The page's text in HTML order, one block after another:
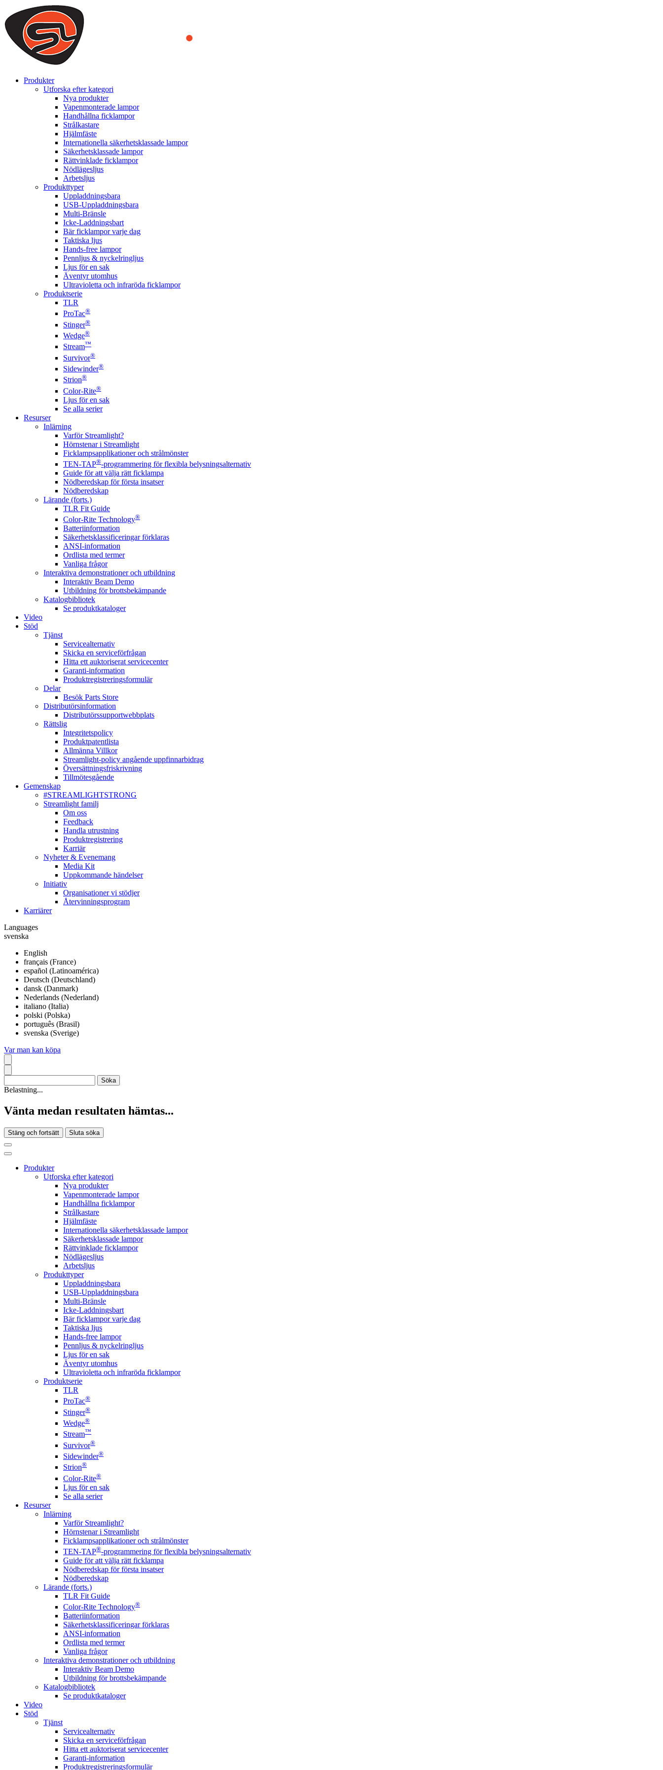
We use cookies to ensure that we provide you the best experience on our website. By continuing to browse this website, you accept that cookies are used to help us analyze how the website is used and to offer
you a better experience. To learn more or to find out how you can disable cookies, you can access our
ACCEPT AND CLOSE
Produkter
Utforska efter kategori
Nya produkter
Vapenmonterade lampor
Handhållna ficklampor
Strålkastare
Hjälmfäste
Internationella säkerhetsklassade lampor
Säkerhetsklassade lampor
Rättvinklade ficklampor
Nödlägesljus
Arbetsljus
Produkttyper
Uppladdningsbara
USB-Uppladdningsbara
Multi-Bränsle
Icke-Laddningsbart
Bär ficklampor varje dag
Taktiska ljus
Hands-free lampor
Pennljus & nyckelringljus
Ljus för en sak
Äventyr utomhus
Ultravioletta och infraröda ficklampor
Produktserie
TLR
ProTac®
Stinger®
Wedge®
Stream™
Survivor®
Sidewinder®
Strion®
Color-Rite®
Ljus för en sak
Se alla serier
Resurser
Inlärning
Varför Streamlight?
Hörnstenar i Streamlight
Ficklampsapplikationer och strålmönster
TEN-TAP®-programmering för flexibla belysningsalternativ
Guide för att välja rätt ficklampa
Nödberedskap för första insatser
Nödberedskap
Lärande (forts.)
TLR Fit Guide
Color-Rite Technology®
Batteriinformation
Säkerhetsklassificeringar förklaras
ANSI-information
Ordlista med termer
Vanliga frågor
Interaktiva demonstrationer och utbildning
Interaktiv Beam Demo
Utbildning för brottsbekämpande
Katalogbibliotek
Se produktkataloger
Video
Stöd
Tjänst
Servicealternativ
Skicka en serviceförfrågan
Hitta ett auktoriserat servicecenter
Garanti-information
Produktregistreringsformulär
Delar
Besök Parts Store
Distributörsinformation
Distributörssupportwebbplats
Rättslig
Integritetspolicy
Produktpatentlista
Allmänna Villkor
Streamlight-policy angående uppfinnarbidrag
Översättningsfriskrivning
Tillmötesgående
Gemenskap
#STREAMLIGHTSTRONG
Streamlight familj
Om oss
Feedback
Handla utrustning
Produktregistrering
Karriär
Nyheter & Evenemang
Media Kit
Uppkommande händelser
Initiativ
Organisationer vi stödjer
Återvinningsprogram
Karriärer
Languages
svenska
English
français (France)
español (Latinoamérica)
Deutsch (Deutschland)
dansk (Danmark)
Nederlands (Nederland)
italiano (Italia)
polski (Polska)
português (Brasil)
svenska (Sverige)
Var man kan köpa
Belastning...
Vänta medan resultaten hämtas...
Stäng och fortsätt Sluta söka
Produkter
Utforska efter kategori
Nya produkter
Vapenmonterade lampor
Handhållna ficklampor
Strålkastare
Hjälmfäste
Internationella säkerhetsklassade lampor
Säkerhetsklassade lampor
Rättvinklade ficklampor
Nödlägesljus
Arbetsljus
Produkttyper
Uppladdningsbara
USB-Uppladdningsbara
Multi-Bränsle
Icke-Laddningsbart
Bär ficklampor varje dag
Taktiska ljus
Hands-free lampor
Pennljus & nyckelringljus
Ljus för en sak
Äventyr utomhus
Ultravioletta och infraröda ficklampor
Produktserie
TLR
ProTac®
Stinger®
Wedge®
Stream™
Survivor®
Sidewinder®
Strion®
Color-Rite®
Ljus för en sak
Se alla serier
Resurser
Inlärning
Varför Streamlight?
Hörnstenar i Streamlight
Ficklampsapplikationer och strålmönster
TEN-TAP®-programmering för flexibla belysningsalternativ
Guide för att välja rätt ficklampa
Nödberedskap för första insatser
Nödberedskap
Lärande (forts.)
TLR Fit Guide
Color-Rite Technology®
Batteriinformation
Säkerhetsklassificeringar förklaras
ANSI-information
Ordlista med termer
Vanliga frågor
Interaktiva demonstrationer och utbildning
Interaktiv Beam Demo
Utbildning för brottsbekämpande
Katalogbibliotek
Se produktkataloger
Video
Stöd
Tjänst
Servicealternativ
Skicka en serviceförfrågan
Hitta ett auktoriserat servicecenter
Garanti-information
Produktregistreringsformulär